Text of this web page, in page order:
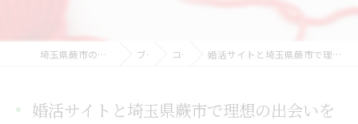
埼玉県蕨市の結婚相談所ならMy.Soulmate ブログ コラム 婚活サイトと埼玉県蕨市で理想の出会いを叶えるための成功ポイント徹底解説
婚活サイトと埼玉県蕨市で理想の出会いを